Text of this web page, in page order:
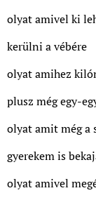
olyat amivel ki
kerülni a vébére
olyat amihez
plusz még egy-
olyat amit még a
gyerekem is
olyat amivel